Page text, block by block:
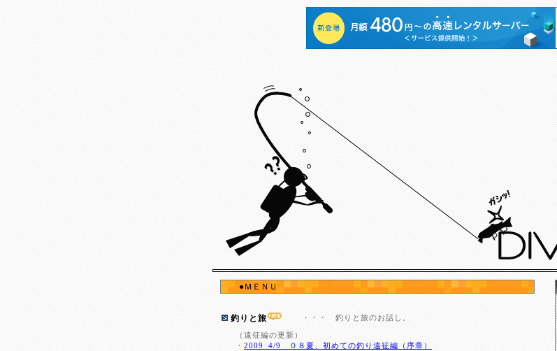
●ＭＥＮＵ
釣りと旅 ・・・ 釣りと旅のお話し。
（遠征編の更新）
・ 2009_4/9 ０８夏、初めての釣り遠征編（序章）